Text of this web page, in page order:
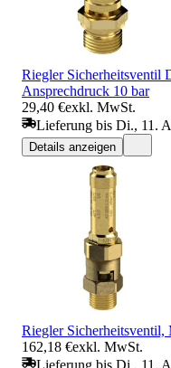
Riegler Sicherheitsventil
Ansprechdruck 10 bar
29,40 €exkl. MwSt.
Lieferung bis Di., 11.
Details anzeigen
Riegler Sicherheitsventil,
162,18 €exkl. MwSt.
Lieferung bis Di., 11.